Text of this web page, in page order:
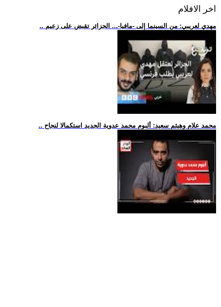
اخر الافلام
.. مهدي لعريبي: من السينما إلى -مافيا-... الجزائر تقبض على زعيم
.. محمد علام وهيثم سعيد: ألبوم محمد عدوية الجديد استكمالا لنجاح